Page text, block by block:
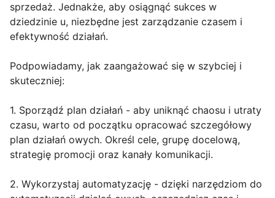
sprzedaż. Jednakże, aby osiągnąć sukces w
dziedzinie u, niezbędne jest zarządzanie czasem i
efektywność działań.
Podpowiadamy, jak zaangażować się w szybciej i
skuteczniej:
1. Sporządź plan działań - aby uniknąć chaosu i utraty
czasu, warto od początku opracować szczegółowy
plan działań owych. Określ cele, grupę docelową,
strategię promocji oraz kanały komunikacji.
2. Wykorzystaj automatyzację - dzięki narzędziom do